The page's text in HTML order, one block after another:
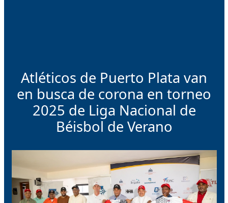
Atléticos de Puerto Plata van
en busca de corona en torneo
2025 de Liga Nacional de
Béisbol de Verano